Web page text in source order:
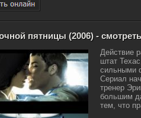
пятницы (2006) -
Действие
штат
сильными
Сериал
тренер
большим
тем, что